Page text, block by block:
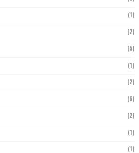
(1)
(2)
(5)
(1)
(2)
(6)
(2)
(1)
(1)